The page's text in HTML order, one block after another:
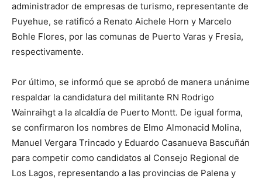
administrador de empresas de turismo, representante de
Puyehue, se ratificó a Renato Aichele Horn y Marcelo
Bohle Flores, por las comunas de Puerto Varas y Fresia,
respectivamente.
Por último, se informó que se aprobó de manera unánime
respaldar la candidatura del militante RN Rodrigo
Wainraihgt a la alcaldía de Puerto Montt. De igual forma,
se confirmaron los nombres de Elmo Almonacid Molina,
Manuel Vergara Trincado y Eduardo Casanueva Bascuñán
para competir como candidatos al Consejo Regional de
Los Lagos, representando a las provincias de Palena y